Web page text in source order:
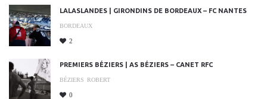
LALASLANDES | GIRONDINS DE BORDEAUX – FC NANTES
BORDEAUX
2
PREMIERS BÉZIERS | AS BÉZIERS – CANET RFC
BÉZIERS ROBERT
0